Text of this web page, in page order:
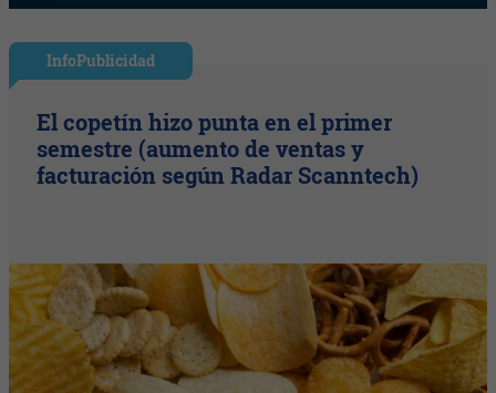
InfoPublicidad
El copetín hizo punta en el primer
semestre (aumento de ventas y
facturación según Radar Scanntech)